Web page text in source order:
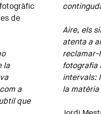
de
la
a
que
Aire, els
atenta a
reclamar-
fotografia
intervals:
la matèria